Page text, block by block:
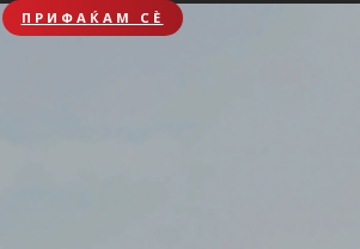
ПРИФАЌАМ СЀ